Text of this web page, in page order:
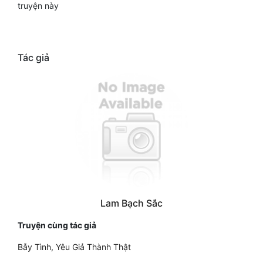
Đam Mỹ
Đẹp Hiệp
truyện này
Tác giả
Lam Bạch Sắc
Truyện cùng tác giả
Bẫy Tình, Yêu Giả Thành Thật